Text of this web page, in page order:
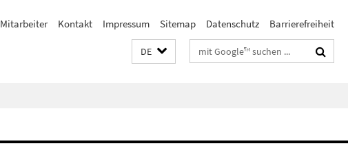
Mitarbeiter Kontakt Impressum Sitemap Datenschutz Barrierefreiheit
DE Suchbegriffe